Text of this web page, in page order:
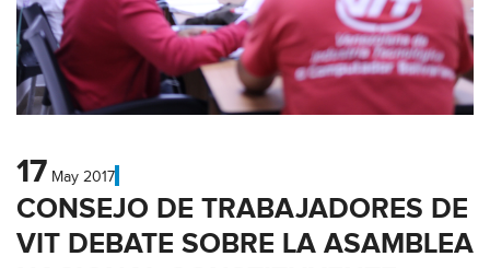
17 May 2017
CONSEJO DE TRABAJADORES DE
VIT DEBATE SOBRE LA ASAMBLEA